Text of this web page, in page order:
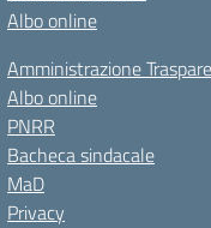
Albo online
Amministrazione
Albo online
PNRR
Bacheca sindacale
MaD
Privacy